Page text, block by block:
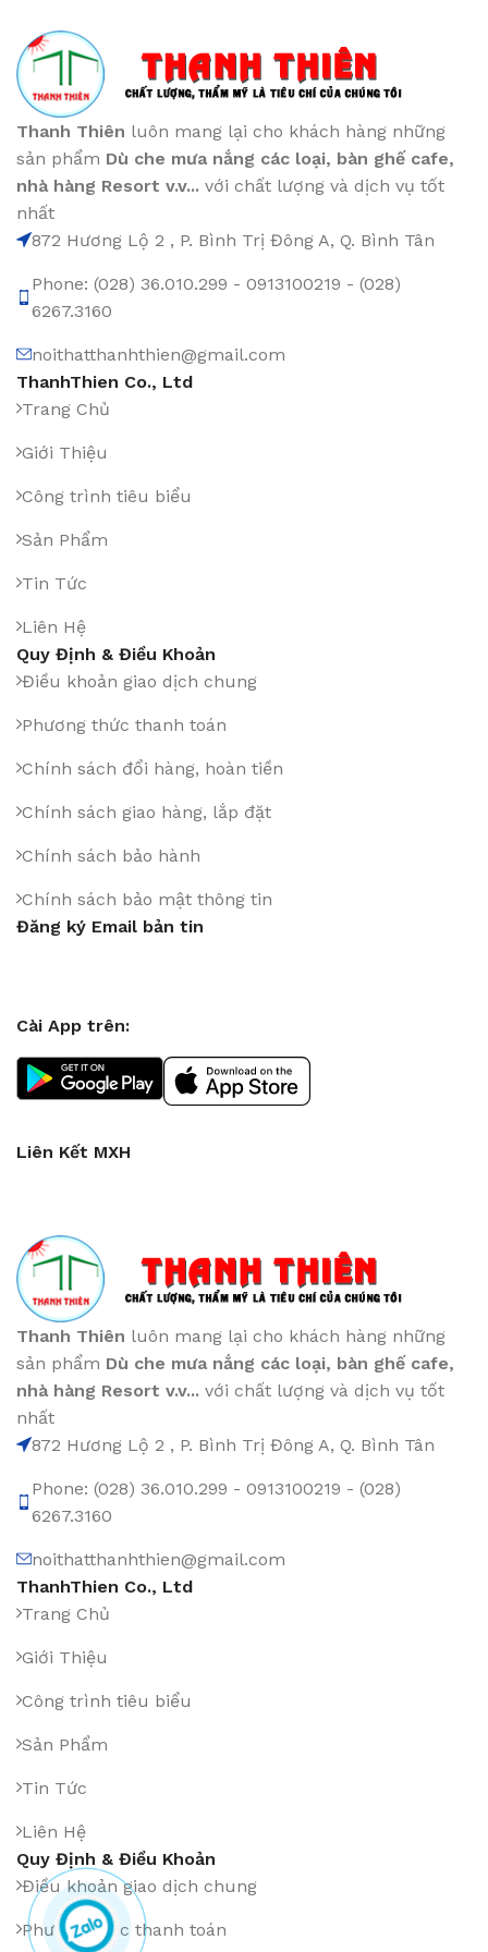
Thanh Thiên luôn mang lại cho khách hàng những
sản phẩm Dù che mưa nắng các loại, bàn ghế cafe,
nhà hàng Resort v.v... với chất lượng và dịch vụ tốt
nhất
872 Hương Lộ 2 , P. Bình Trị Đông A, Q. Bình Tân
Phone: (028) 36.010.299 - 0913100219 - (028)
6267.3160
noithatthanhthien@gmail.com
ThanhThien Co., Ltd
Trang Chủ
Giới Thiệu
Công trình tiêu biểu
Sản Phẩm
Tin Tức
Liên Hệ
Quy Định & Điều Khoản
Điều khoản giao dịch chung
Phương thức thanh toán
Chính sách đổi hàng, hoàn tiền
Chính sách giao hàng, lắp đặt
Chính sách bảo hành
Chính sách bảo mật thông tin
Đăng ký Email bản tin
Cài App trên:
Liên Kết MXH
Thanh Thiên luôn mang lại cho khách hàng những
sản phẩm Dù che mưa nắng các loại, bàn ghế cafe,
nhà hàng Resort v.v... với chất lượng và dịch vụ tốt
nhất
872 Hương Lộ 2 , P. Bình Trị Đông A, Q. Bình Tân
Phone: (028) 36.010.299 - 0913100219 - (028)
6267.3160
noithatthanhthien@gmail.com
ThanhThien Co., Ltd
Trang Chủ
Giới Thiệu
Công trình tiêu biểu
Sản Phẩm
Tin Tức
Liên Hệ
Quy Định & Điều Khoản
Điều khoản giao dịch chung
Phương thức thanh toán